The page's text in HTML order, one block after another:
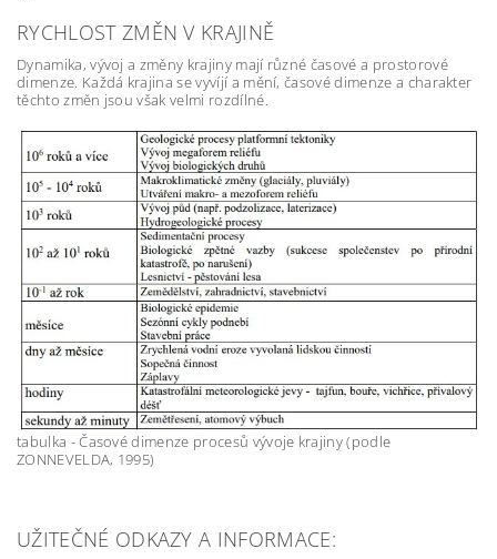
RYCHLOST ZMĚN V KRAJINĚ
Dynamika, vývoj a změny krajiny mají různé časové a prostorové
dimenze. Každá krajina se vyvíjí a mění, časové dimenze a charakter
těchto změn jsou však velmi rozdílné.
tabulka - Časové dimenze procesů vývoje krajiny (podle
ZONNEVELDA, 1995)
UŽITEČNÉ ODKAZY A INFORMACE: